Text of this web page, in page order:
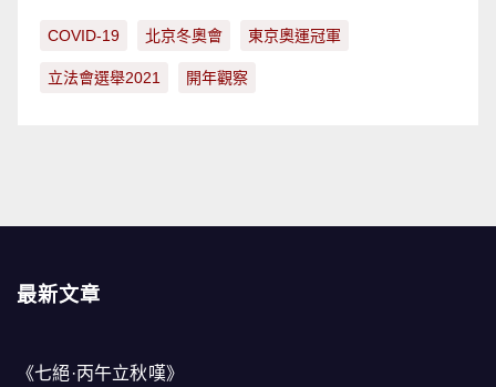
COVID-19 北京冬奧會 東京奧運冠軍
立法會選舉2021 開年觀察
最新文章
《七絕·丙午立秋嘆》